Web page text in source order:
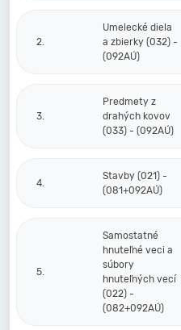
2.
Umelecké diela
a zbierky (032) -
(092AÚ)
3.
Predmety z
drahých kovov
(033) - (092AÚ)
4.
Stavby (021) -
(081+092AÚ)
5.
Samostatné
hnuteľné veci a
súbory
hnuteľných vecí
(022) -
(082+092AÚ)